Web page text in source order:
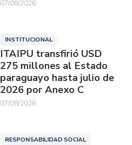
07/08/2026
INSTITUCIONAL
ITAIPU transfirió USD
275 millones al Estado
paraguayo hasta julio de
2026 por Anexo C
07/08/2026
RESPONSABILIDAD SOCIAL